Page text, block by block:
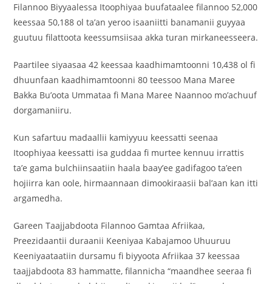
Filannoo Biyyaalessa Itoophiyaa buufataalee filannoo 52,000
keessaa 50,188 ol ta’an yeroo isaaniitti banamanii guyyaa
guutuu filattoota keessumsiisaa akka turan mirkaneesseera.
Paartilee siyaasaa 42 keessaa kaadhimamtoonni 10,438 ol fi
dhuunfaan kaadhimamtoonni 80 teessoo Mana Maree
Bakka Bu’oota Ummataa fi Mana Maree Naannoo mo’achuuf
dorgamaniiru.
Kun safartuu madaallii kamiyyuu keessatti seenaa
Itoophiyaa keessatti isa guddaa fi murtee kennuu irrattis
ta’e gama bulchiinsaatiin haala baay’ee gadifagoo ta’een
hojiirra kan oole, hirmaannaan dimookiraasii bal’aan kan itti
argamedha.
Gareen Taajjabdoota Filannoo Gamtaa Afriikaa,
Preezidaantii duraanii Keeniyaa Kabajamoo Uhuuruu
Keeniyaataatiin dursamu fi biyyoota Afriikaa 37 keessaa
taajjabdoota 83 hammatte, filannicha “maandhee seeraa fi